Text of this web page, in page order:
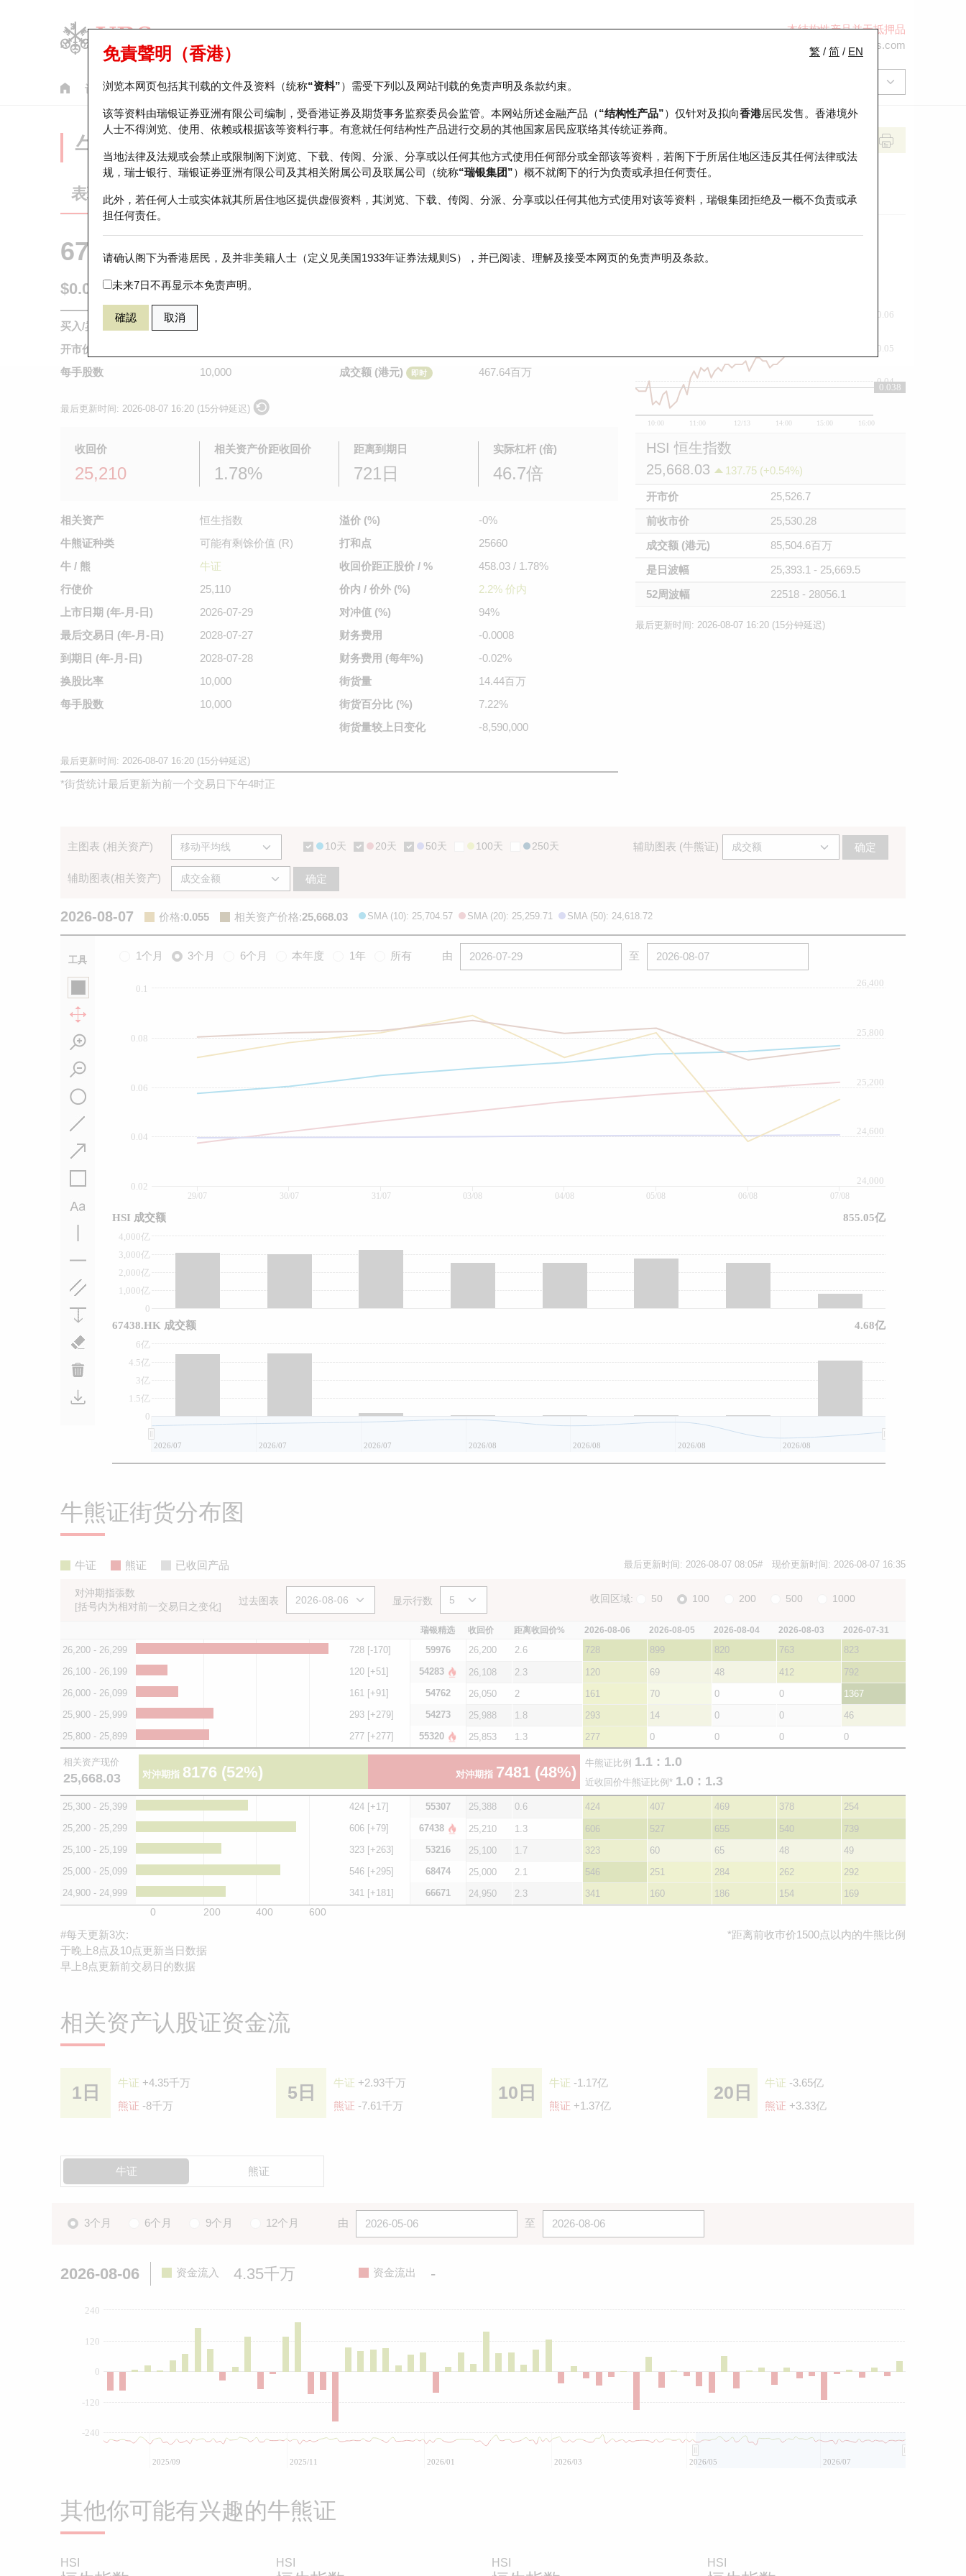
本结构性产品并无抵押品
ol-hkwarrants@ubs.com
认股证 牛熊证 美股指数产品 轮证市场统计 正股数据及市场统计 瑞银轮证教室
繁 / 简 / EN
免責聲明（香港）
浏览本网页包括其刊载的文件及资料（统称“资料”）需受下列以及网站刊载的免责声明及条款约束。
该等资料由瑞银证券亚洲有限公司编制，受香港证券及期货事务监察委员会监管。本网站所述金融产品（“结构性产品”）仅针对及拟向香港居民发售。香港境外
人士不得浏览、使用、依赖或根据该等资料行事。有意就任何结构性产品进行交易的其他国家居民应联络其传统证券商。
当地法律及法规或会禁止或限制阁下浏览、下载、传阅、分派、分享或以任何其他方式使用任何部分或全部该等资料，若阁下于所居住地区违反其任何法律或法
规，瑞士银行、瑞银证券亚洲有限公司及其相关附属公司及联属公司（统称“瑞银集团”）概不就阁下的行为负责或承担任何责任。
此外，若任何人士或实体就其所居住地区提供虚假资料，其浏览、下载、传阅、分派、分享或以任何其他方式使用对该等资料，瑞银集团拒绝及一概不负责或承
担任何责任。
请确认阁下为香港居民，及并非美籍人士（定义见美国1933年证券法规则S），并已阅读、理解及接受本网页的免责声明及条款。
未来7日不再显示本免责声明。
確認 取消
牛熊证分析仪
表现 街货统计 比较
67438 瑞银牛证 HSI 恒生指数
$0.055 0.017 (+44.74%) 即时
买入/卖出价
开市价
每手股数
10,000
成交额 (港元)
即时 467.64百万
最后更新时间: 2026-08-07 16:20 (15分钟延迟)
收回价
25,210
相关资产价距收回价
1.78%
距离到期日
721日
实际杠杆 (倍)
46.7倍
相关资产
恒生指数
牛熊证种类
可能有剩馀价值 (R)
牛 / 熊
牛证
行使价
25,110
上市日期 (年-月-日)
2026-07-29
最后交易日 (年-月-日)
2028-07-27
到期日 (年-月-日)
2028-07-28
换股比率
10,000
每手股数
10,000
溢价 (%)
-0%
打和点
25660
收回价距正股价 / %
458.03 / 1.78%
价内 / 价外 (%)
2.2% 价内
对冲值 (%)
94%
财务费用
-0.0008
财务费用 (每年%)
-0.02%
街货量
14.44百万
街货百分比 (%)
7.22%
街货量较 上日变化 -8,590,000
最后更新时间: 2026-08-07 16:20 (15分钟延迟)
*街货统计最后更新为前一个交易日下午4时正
10:00 11:00 12/13 14:00 15:00 16:00
0.04
0.05
0.06
0.038
HSI 恒生指数
25,668.03
137.75 (+0.54%)
开市价
25,526.7
前收市价
25,530.28
成交额 (港元)
85,504.6百万
是日波幅
25,393.1 - 25,669.5
52周波幅
22518 - 28056.1
最后更新时间: 2026-08-07 16:20 (15分钟延迟)
主图表 (相关资产) 10天 20天 50天 100天 250天 辅助图表 (牛熊证) 确定
辅助图表(相关资产) 确定
2026-08-07 价格:0.055 相关资产价格:25,668.03 SMA (10): 25,704.57 SMA (20): 25,259.71 SMA (50): 24,618.72
工具 1个月 3个月 6个月 本年度 1年 所有 由 至
0.02
0.04
0.06
0.08
0.1
24,000
24,600
25,200
25,800
26,400
0
1,000亿
2,000亿
3,000亿
4,000亿
0
1.5亿
3亿
4.5亿
6亿
29/07 30/07 31/07 03/08 04/08 05/08 06/08 07/08
2026/07 2026/07 2026/07 2026/08 2026/08 2026/08 2026/08
HSI 成交额 855.05亿
67438.HK 成交额 4.68亿
牛熊证街货分布图
牛证 熊证 已收回产品 最后更新时间: 2026-08-07 08:05# 现价更新时间: 2026-08-07 16:35
对沖期指張数
[括号内为相对前一交易日之变化]
过去图表 显示行数 收回区域: 50 100 200 500 1000
瑞银精选 收回价 距离收回价% 2026-08-06 2026-08-05 2026-08-04 2026-08-03 2026-07-31
26,200 - 26,299 728 [-170] 59976 26,200 2.6 728 899 820 763
823
26,100 - 26,199
120 [+51] 54283 26,108 2.3 120 69 48 412
792
26,000 - 26,099
161 [+91] 54762 26,050 2 161 70 0 0
1367
25,900 - 25,999
293 [+279] 54273 25,988 1.8 293 14 0 0
46
25,800 - 25,899
277 [+277] 55320 25,853 1.3 277 0 0 0 0
相关资产现价
25,668.03 对沖期指 8176 (52%) 对沖期指 7481 (48%)
牛熊证比例 1.1 : 1.0
近收回价牛熊证比例* 1.0 : 1.3
25,300 - 25,399 424 [+17] 55307 25,388 0.6 424 407 469 378
254
25,200 - 25,299
606 [+79] 67438 25,210 1.3 606 527 655 540
739
25,100 - 25,199
323 [+263] 53216 25,100 1.7 323 60 65 48
49
25,000 - 25,099
546 [+295] 68474 25,000 2.1 546 251 284 262
292
24,900 - 24,999
341 [+181] 66671 24,950 2.3 341 160 186 154 169
0 200 400 600
#每天更新3次:
于晚上8点及10点更新当日数据
早上8点更新前交易日的数据
*距离前收巿价1500点以内的牛熊比例
相关资产认股证资金流
1日 牛证 +4.35千万
熊证 -8千万
5日 牛证 +2.93千万
熊证 -7.61千万
10日 牛证 -1.17亿
熊证 +1.37亿
20日 牛证 -3.65亿
熊证 +3.33亿
牛证 熊证
3个月 6个月 9个月 12个月 由 至
2026-08-06 资金流入 4.35千万 资金流出 -
0
-240
-120
120
240
2025/09 2025/11 2026/01 2026/03 2026/05 2026/07
其他你可能有兴趣的牛熊证
HSI HSI HSI HSI